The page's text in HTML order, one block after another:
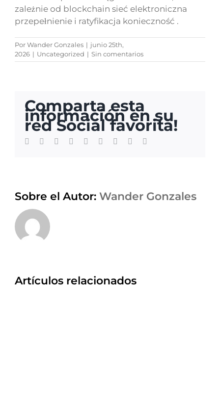
zależnie od blockchain sieć elektroniczna
przepełnienie i ratyfikacja konieczność .
PorWander Gonzales | junio 25th,
2026 | Uncategorized | Sin comentarios
Comparta esta
información en su
red Social favorita!
Facebook
TwitterLinkedIn
Reddit Whatsapp
TumblrPinterest
Sobre el Autor: Wander Gonzales
Artículos relacionados